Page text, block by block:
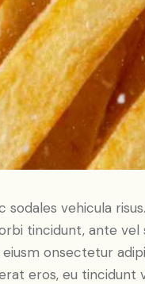
vehicula
tincidunt, ante
onsectetur
eros, eu tincidunt